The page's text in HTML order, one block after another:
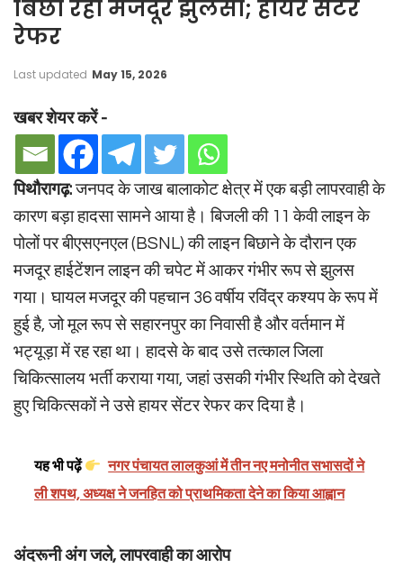
बिछा रहा मजदूर झुलसा; हायर सेंटर
रेफर
Last updated May 15, 2026
खबर शेयर करें -
पिथौरागढ़:जनपद के जाख बालाकोट क्षेत्र में एक बड़ी लापरवाही के
कारण बड़ा हादसा सामने आया है। बिजली की 11 केवी लाइन के
पोलों पर बीएसएनएल (BSNL) की लाइन बिछाने के दौरान एक
मजदूर हाईटेंशन लाइन की चपेट में आकर गंभीर रूप से झुलस
गया। घायल मजदूर की पहचान 36 वर्षीय रविंद्र कश्यप के रूप में
हुई है, जो मूल रूप से सहारनपुर का निवासी है और वर्तमान में
भट्यूड़ा में रह रहा था। हादसे के बाद उसे तत्काल जिला
चिकित्सालय भर्ती कराया गया, जहां उसकी गंभीर स्थिति को देखते
हुए चिकित्सकों ने उसे हायर सेंटर रेफर कर दिया है।
यह भी पढ़ें
नगर पंचायत लालकुआं में तीन नए मनोनीत सभासदों ने
ली शपथ, अध्यक्ष ने जनहित को प्राथमिकता देने का किया आह्वान
अंदरूनी अंग जले, लापरवाही का आरोप